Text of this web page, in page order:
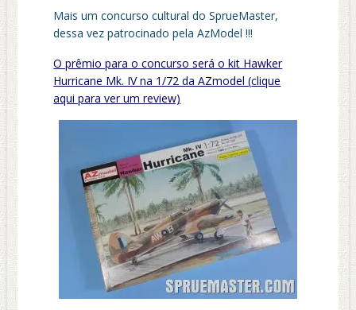
Mais um concurso cultural do SprueMaster,
dessa vez patrocinado pela AzModel !!!
O prêmio para o concurso será o kit Hawker
Hurricane Mk. IV na 1/72 da AZmodel (clique
aqui para ver um review)